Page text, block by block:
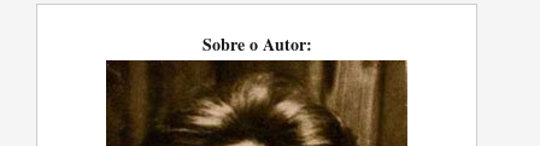
Sobre o Autor: